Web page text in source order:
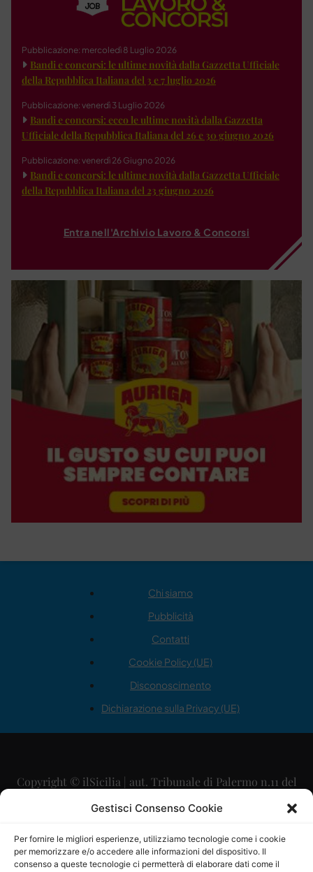
Gestisci Consenso Cookie
Per fornire le migliori esperienze, utilizziamo tecnologie come i cookie
per memorizzare e/o accedere alle informazioni del dispositivo. Il
consenso a queste tecnologie ci permetterà di elaborare dati come il
Pubblicazione: mercoledì 8 Luglio 2026
Bandi e concorsi: le ultime novità dalla Gazzetta Ufficiale
della Repubblica Italiana del 3 e 7 luglio 2026
Pubblicazione: venerdì 3 Luglio 2026
Bandi e concorsi: ecco le ultime novità dalla Gazzetta
Ufficiale della Repubblica Italiana del 26 e 30 giugno 2026
Pubblicazione: venerdì 26 Giugno 2026
Bandi e concorsi: le ultime novità dalla Gazzetta Ufficiale
della Repubblica Italiana del 23 giugno 2026
Entra nell'Archivio Lavoro & Concorsi
Chi siamo
Pubblicità
Contatti
Cookie Policy (UE)
Disconoscimento
Dichiarazione sulla Privacy (UE)
Copyright © ilSicilia | aut. Tribunale di Palermo n.11 del
29/09/2015
Direttore Editoriale: Maurizio Scaglione